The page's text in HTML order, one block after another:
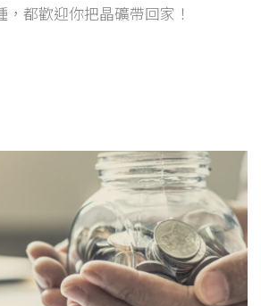
，都歡迎你把晶礦帶回家！